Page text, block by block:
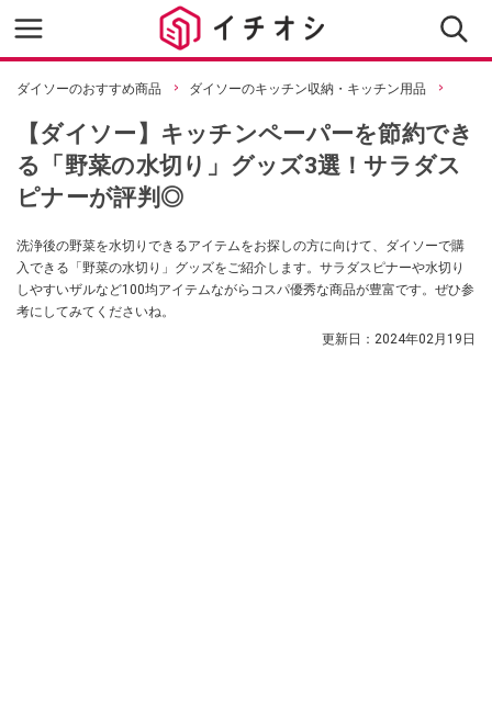
ダイソーのおすすめ商品 ダイソーのキッチン収納・キッチン用品
【ダイソー】キッチンペーパーを節約でき
る「野菜の水切り」グッズ3選！サラダス
ピナーが評判◎
洗浄後の野菜を水切りできるアイテムをお探しの方に向けて、ダイソーで購
入できる「野菜の水切り」グッズをご紹介します。サラダスピナーや水切り
しやすいザルなど100均アイテムながらコスパ優秀な商品が豊富です。ぜひ参
考にしてみてくださいね。
更新日： 2024年02月19日